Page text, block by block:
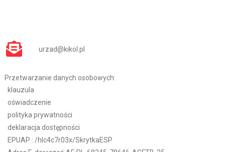
urzad@kikol.pl
Przetwarzanie danych osobowych:
klauzula
oświadczenie
polityka prywatności
deklaracja dostępności
EPUAP : /hlc4c7r03x/SkrytkaESP